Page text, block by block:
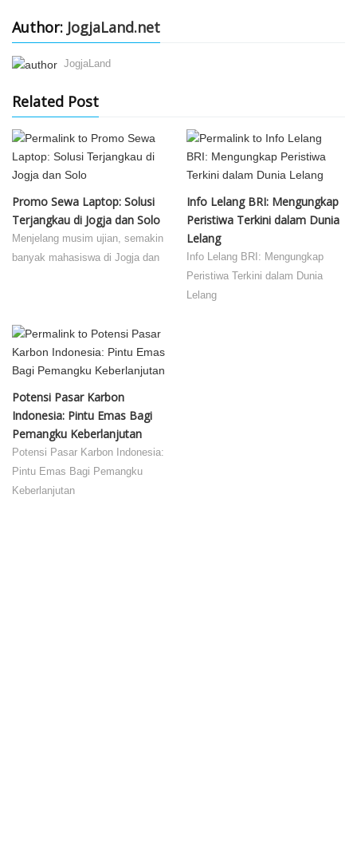
Author: JogjaLand.net
JogjaLand
Related Post
Promo Sewa Laptop: Solusi
Terjangkau di Jogja dan Solo
Menjelang musim ujian, semakin
banyak mahasiswa di Jogja dan
Info Lelang BRI: Mengungkap
Peristiwa Terkini dalam Dunia
Lelang
Info Lelang BRI: Mengungkap
Peristiwa Terkini dalam Dunia
Lelang
Potensi Pasar Karbon
Indonesia: Pintu Emas Bagi
Pemangku Keberlanjutan
Potensi Pasar Karbon Indonesia:
Pintu Emas Bagi Pemangku
Keberlanjutan